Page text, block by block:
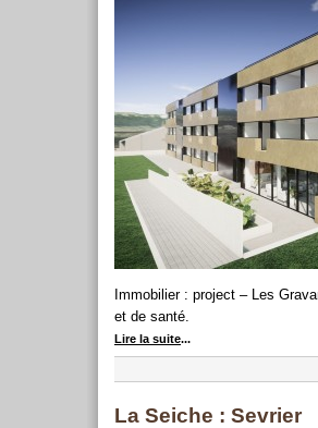
Immobilier : project – Les
et de santé.
Lire la suite...
La Seiche : Sevrier